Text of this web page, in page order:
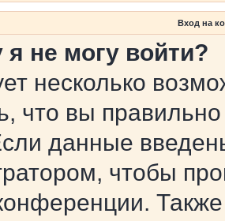
Вход на
не могу войти?
несколько
что вы
данные
чтобы